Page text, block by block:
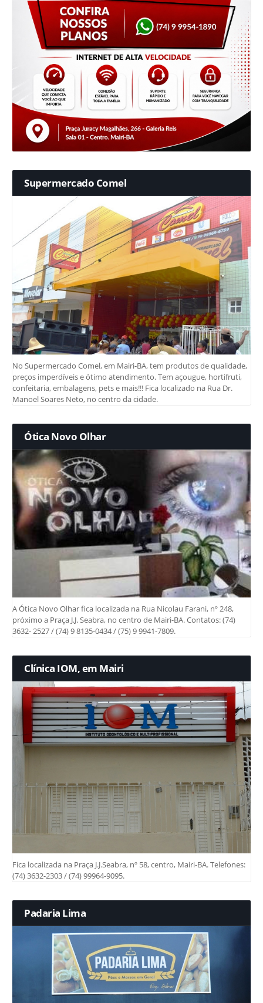
Supermercado Comel
No Supermercado Comel, em Mairi-BA, tem produtos de qualidade,
preços imperdíveis e ótimo atendimento. Tem açougue, hortifruti,
confeitaria, embalagens, pets e mais!!! Fica localizado na Rua Dr.
Manoel Soares Neto, no centro da cidade.
Ótica Novo Olhar
A Ótica Novo Olhar fica localizada na Rua Nicolau Farani, nº 248,
próximo a Praça J.J. Seabra, no centro de Mairi-BA. Contatos: (74)
3632- 2527 / (74) 9 8135-0434 / (75) 9 9941-7809.
Clínica IOM, em Mairi
Fica localizada na Praça J.J.Seabra, nº 58, centro, Mairi-BA. Telefones:
(74) 3632-2303 / (74) 99964-9095.
Padaria Lima